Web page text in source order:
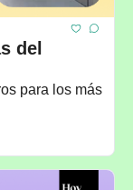
del
para los más